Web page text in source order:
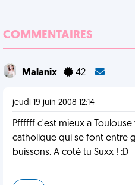
COMMENTAIRES
Malanix 42
jeudi 19 juin 2008 12:14
Pffffff c'est mieux a
catholique qui se font entre
buissons. A coté tu Suxx ! :D